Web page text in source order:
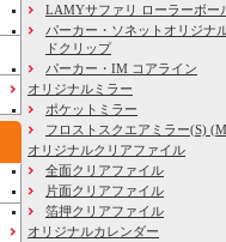
LAMYサファリ ローラーボー
パーカー・ソネットオリジナ
ドクリップ
パーカー・IM コアライン
オリジナルミラー
ポケットミラー
フロストスクエアミラー(S)
オリジナルクリアファイル
全面クリアファイル
片面クリアファイル
箔押クリアファイル
オリジナルカレンダー